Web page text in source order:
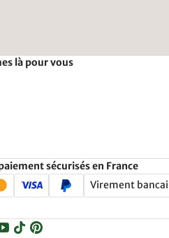
là pour vous
sécurisés en France
Virement